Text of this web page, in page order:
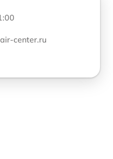
center.ru